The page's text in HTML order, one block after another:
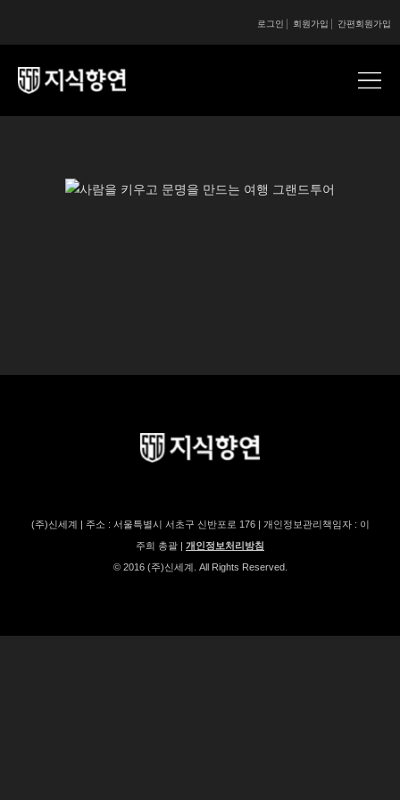
간편회원가입
회원가입
로그인
(주)신세계 | 주소 : 서울특별시 서초구 신반포로 176 | 개인정보관리책임자 : 이
주희 총괄 | 개인정보처리방침